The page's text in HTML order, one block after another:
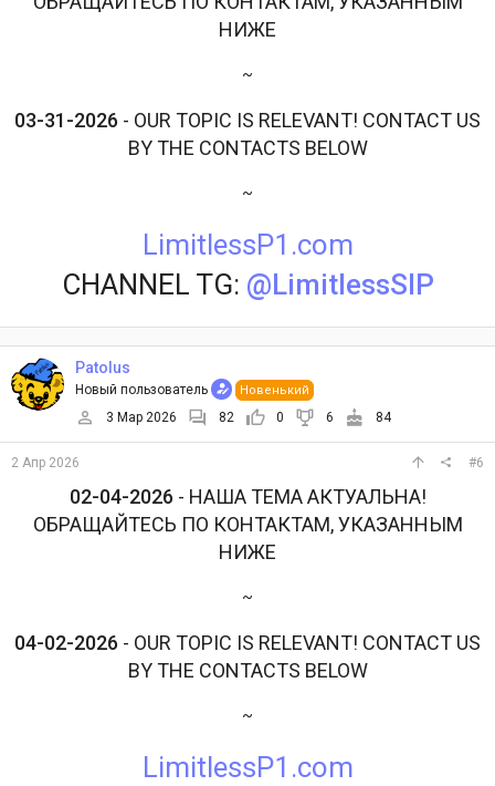
НИЖЕ
~
03-31-2026 - OUR TOPIC IS RELEVANT! CONTACT US
BY THE CONTACTS BELOW
~
LimitlessP1.com
CHANNEL TG: @LimitlessSIP
Patolus
Новый пользователь Новенький
3 Мар 2026 82 0 6 84
2 Апр 2026 #6
02-04-2026 - НАША ТЕМА АКТУАЛЬНА!
ОБРАЩАЙТЕСЬ ПО КОНТАКТАМ, УКАЗАННЫМ
НИЖЕ
~
04-02-2026 - OUR TOPIC IS RELEVANT! CONTACT US
BY THE CONTACTS BELOW
~
LimitlessP1.com